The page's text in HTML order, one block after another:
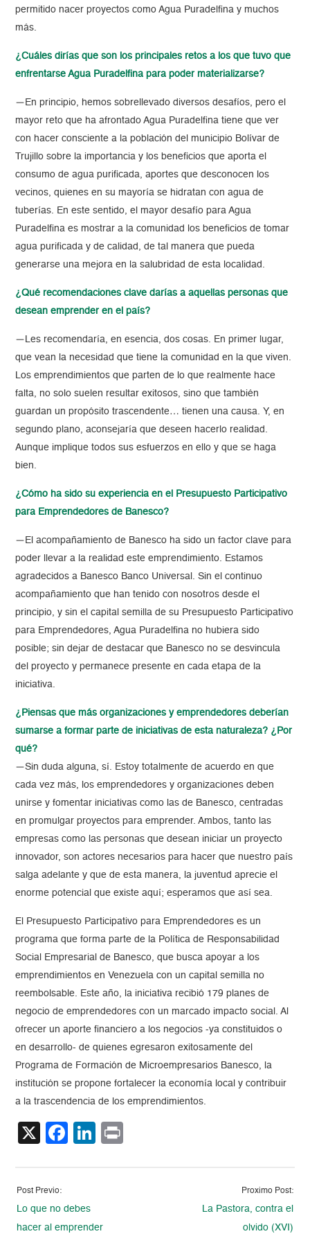
permitido nacer proyectos como Agua Puradelfina y muchos
más.
¿Cuáles dirías que son los principales retos a los que tuvo que
enfrentarse Agua Puradelfina para poder materializarse?
—En principio, hemos sobrellevado diversos desafíos, pero el
mayor reto que ha afrontado Agua Puradelfina tiene que ver
con hacer consciente a la población del municipio Bolívar de
Trujillo sobre la importancia y los beneficios que aporta el
consumo de agua purificada, aportes que desconocen los
vecinos, quienes en su mayoría se hidratan con agua de
tuberías. En este sentido, el mayor desafío para Agua
Puradelfina es mostrar a la comunidad los beneficios de tomar
agua purificada y de calidad, de tal manera que pueda
generarse una mejora en la salubridad de esta localidad.
¿Qué recomendaciones clave darías a aquellas personas que
desean emprender en el país?
—Les recomendaría, en esencia, dos cosas. En primer lugar,
que vean la necesidad que tiene la comunidad en la que viven.
Los emprendimientos que parten de lo que realmente hace
falta, no solo suelen resultar exitosos, sino que también
guardan un propósito trascendente… tienen una causa. Y, en
segundo plano, aconsejaría que deseen hacerlo realidad.
Aunque implique todos sus esfuerzos en ello y que se haga
bien.
¿Cómo ha sido su experiencia en el Presupuesto Participativo
para Emprendedores de Banesco?
—El acompañamiento de Banesco ha sido un factor clave para
poder llevar a la realidad este emprendimiento. Estamos
agradecidos a Banesco Banco Universal. Sin el continuo
acompañamiento que han tenido con nosotros desde el
principio, y sin el capital semilla de su Presupuesto Participativo
para Emprendedores, Agua Puradelfina no hubiera sido
posible; sin dejar de destacar que Banesco no se desvincula
del proyecto y permanece presente en cada etapa de la
iniciativa.
¿Piensas que más organizaciones y emprendedores deberían
sumarse a formar parte de iniciativas de esta naturaleza? ¿Por
qué?
—Sin duda alguna, sí. Estoy totalmente de acuerdo en que
cada vez más, los emprendedores y organizaciones deben
unirse y fomentar iniciativas como las de Banesco, centradas
en promulgar proyectos para emprender. Ambos, tanto las
empresas como las personas que desean iniciar un proyecto
innovador, son actores necesarios para hacer que nuestro país
salga adelante y que de esta manera, la juventud aprecie el
enorme potencial que existe aquí; esperamos que así sea.
El Presupuesto Participativo para Emprendedores es un
programa que forma parte de la Política de Responsabilidad
Social Empresarial de Banesco, que busca apoyar a los
emprendimientos en Venezuela con un capital semilla no
reembolsable. Este año, la iniciativa recibió 179 planes de
negocio de emprendedores con un marcado impacto social. Al
ofrecer un aporte financiero a los negocios -ya constituidos o
en desarrollo- de quienes egresaron exitosamente del
Programa de Formación de Microempresarios Banesco, la
institución se propone fortalecer la economía local y contribuir
a la trascendencia de los emprendimientos.
X Facebook
LinkedIn
Post Previo:
Lo que no debes
hacer al emprender
Proximo Post:
La Pastora, contra el
olvido (XVI)